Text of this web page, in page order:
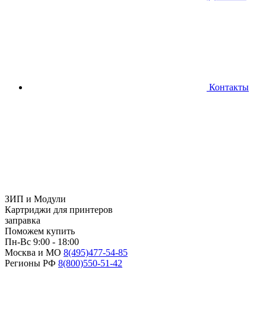
Контакты
ЗИП и Модули
Картриджи для принтеров
заправка
Поможем купить
Пн-Вс 9:00 - 18:00
Москва и МО 8(495)477-54-85
Регионы РФ 8(800)550-51-42